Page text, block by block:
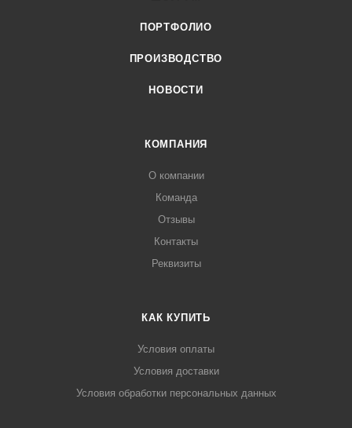
ПОРТФОЛИО
ПРОИЗВОДСТВО
НОВОСТИ
КОМПАНИЯ
О компании
Команда
Отзывы
Контакты
Реквизиты
КАК КУПИТЬ
Условия оплаты
Условия доставки
Условия обработки персональных данных